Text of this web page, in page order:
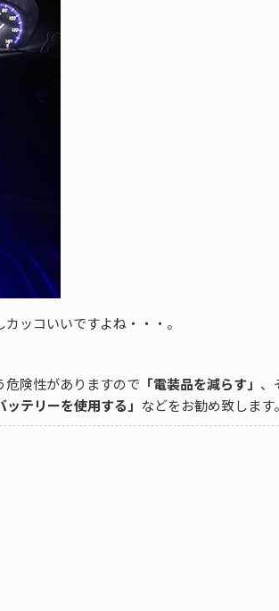
ッコいいですよね・・・。
険性がありますので 「電装品を減らす」 、
テリーを使用する」 などをお勧め致します。